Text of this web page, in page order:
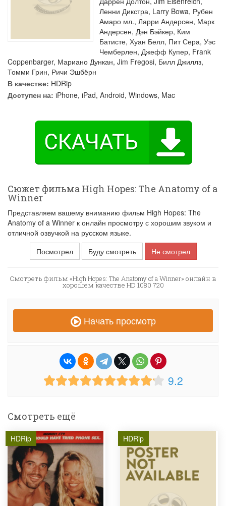
Ленни Дикстра, Larry Bowa, Рубен
Амаро мл., Ларри Андерсен, Марк
Андерсен, Дэн Бэйкер, Ким
Батисте, Хуан Белл, Пит Сера, Уэс
Чемберлен, Джефф Купер, Frank
Coppenbarger, Мариано Дункан, Jim Fregosi, Билл Джиллз,
Томми Грин, Ричи Эшбёрн
В качестве: HDRip
Доступен на: iPhone, iPad, Android, Windows, Mac
Сюжет фильма High Hopes: The Anatomy of a
Winner
Представляем вашему вниманию фильм High Hopes: The
Anatomy of a Winner к онлайн просмотру с хорошим звуком и
отличной озвучкой на русском языке.
Посмотрел
Буду смотреть Не смотрел
Смотреть фильм «High Hopes: The Anatomy of a Winner» онлайн в
хорошем качестве HD 1080 720
Начать просмотр
9.2
Смотреть ещё
HDRip HDRip